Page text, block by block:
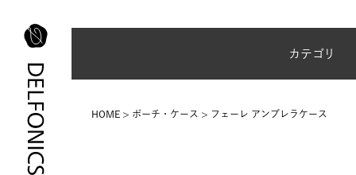
カテゴリ
HOME ポーチ・ケース フェーレ アンブレラケース